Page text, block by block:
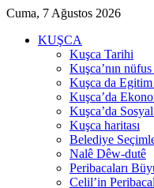
Cuma, 7 Ağustos 2026
KUŞCA
Kuşca Tarihi
Kuşca’nın nüfus
Kuşca da
Kuşca’da
Kuşca’da
Kuşca haritası
Belediye
Nalê Dêw-dutê
Peribacaları
Celil’in